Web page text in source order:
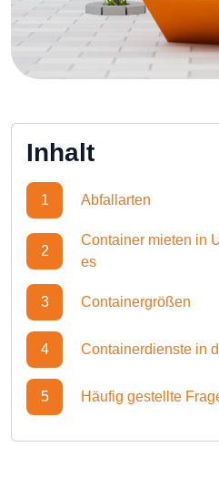
Inhalt
1 Abfallarten
2
Container mieten in
es
3 Containergrößen
4 Containerdienste in
5 Häufig gestellte